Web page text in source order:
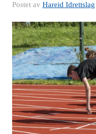
Postet av Hareid Idrettslag